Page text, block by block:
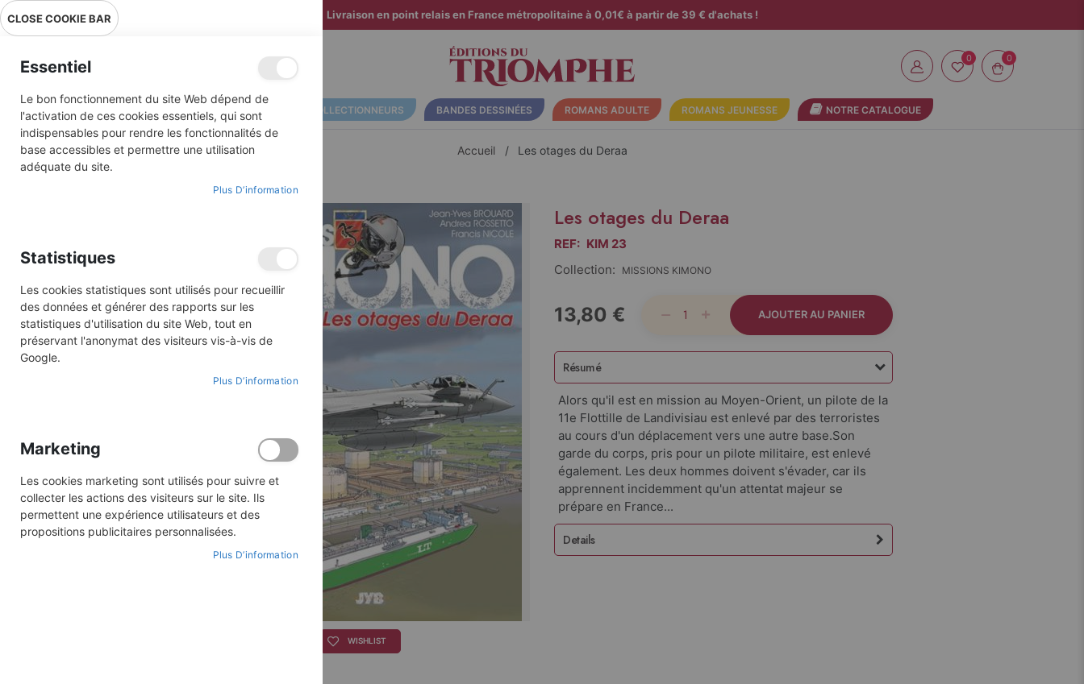
Livraison en point relais en France métropolitaine à 0,01€ à partir de 39 € d'achats !
0
ALBUMS ILLUSTRÉS BD COLLECTIONNEURS BANDES DESSINÉES ROMANS ADULTE ROMANS JEUNESSE NOTRE CATALOGUE
Accueil Les otages du Deraa
gallery
WISHLIST
Les otages du Deraa
REF: KIM 23
Collection:
MISSIONS KIMONO
13,80 € AJOUTER AU PANIER
Résumé
Alors qu'il est en mission au Moyen-Orient, un pilote de la
11e Flottille de Landivisiau est enlevé par des terroristes
au cours d'un déplacement vers une autre base.Son
garde du corps, pris pour un pilote militaire, est enlevé
également. Les deux hommes doivent s'évader, car ils
apprennent incidemment qu'un attentat majeur se
prépare en France...
Details
CLOSE COOKIE BAR
Essentiel
Le bon fonctionnement du site Web dépend de
l'activation de ces cookies essentiels, qui sont
indispensables pour rendre les fonctionnalités de
base accessibles et permettre une utilisation
adéquate du site.
Plus D’information
Statistiques
Les cookies statistiques sont utilisés pour recueillir
des données et générer des rapports sur les
statistiques d'utilisation du site Web, tout en
préservant l'anonymat des visiteurs vis-à-vis de
Google.
Plus D’information
Marketing
Les cookies marketing sont utilisés pour suivre et
collecter les actions des visiteurs sur le site. Ils
permettent une expérience utilisateurs et des
propositions publicitaires personnalisées.
Plus D’information